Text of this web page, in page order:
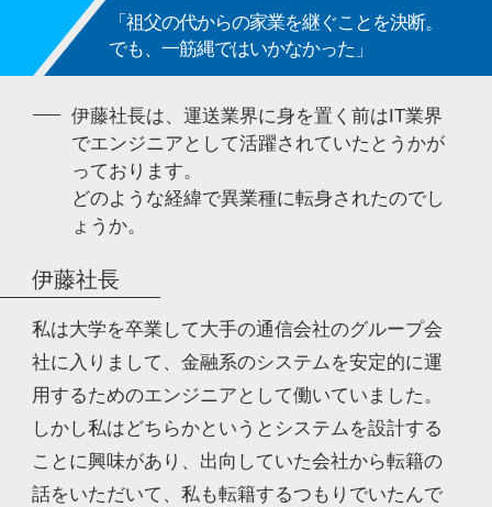
「祖父の代からの家業を継ぐことを決断。
でも、一筋縄ではいかなかった」
伊藤社長は、運送業界に身を置く前はIT業界
でエンジニアとして活躍されていたとうかが
っております。
どのような経緯で異業種に転身されたのでし
ょうか。
伊藤社長
私は大学を卒業して大手の通信会社のグループ会
社に入りまして、金融系のシステムを安定的に運
用するためのエンジニアとして働いていました。
しかし私はどちらかというとシステムを設計する
ことに興味があり、出向していた会社から転籍の
話をいただいて、私も転籍するつもりでいたんで